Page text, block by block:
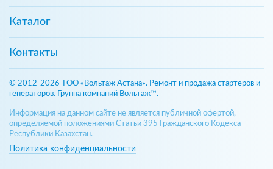
Каталог
Контакты
© 2012-2026 ТОО «Вольтаж Астана». Ремонт и продажа стартеров и
генераторов. Группа компаний Вольтаж™.
Информация на данном сайте не является публичной офертой,
определяемой положениями Статьи 395 Гражданского Кодекса
Республики Казахстан.
Политика конфиденциальности